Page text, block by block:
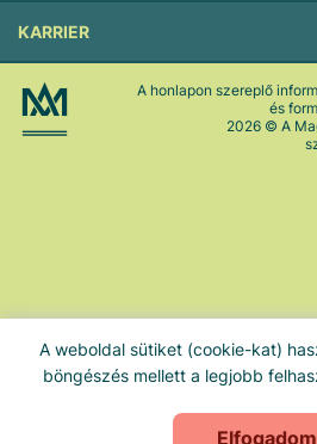
A weboldal sütiket (cookie-kat)
böngészés mellett a legjobb
Elfogadom
KARRIER
A honlapon szereplő
és
2026 © A